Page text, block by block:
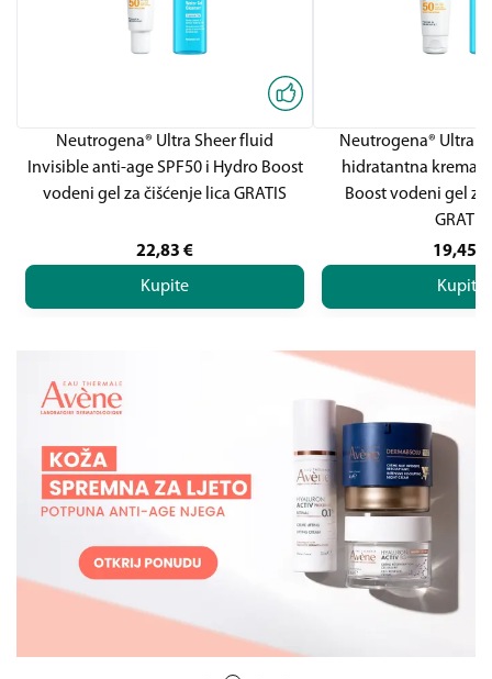
Neutrogena® Ultra Sheer fluid
Invisible anti-age SPF50 i Hydro Boost
vodeni gel za čišćenje lica GRATIS
22,83 €
Kupite
Neutrogena® Ultra
hidratantna krema
Boost vodeni gel za
GRATIS
19,45
Kupite